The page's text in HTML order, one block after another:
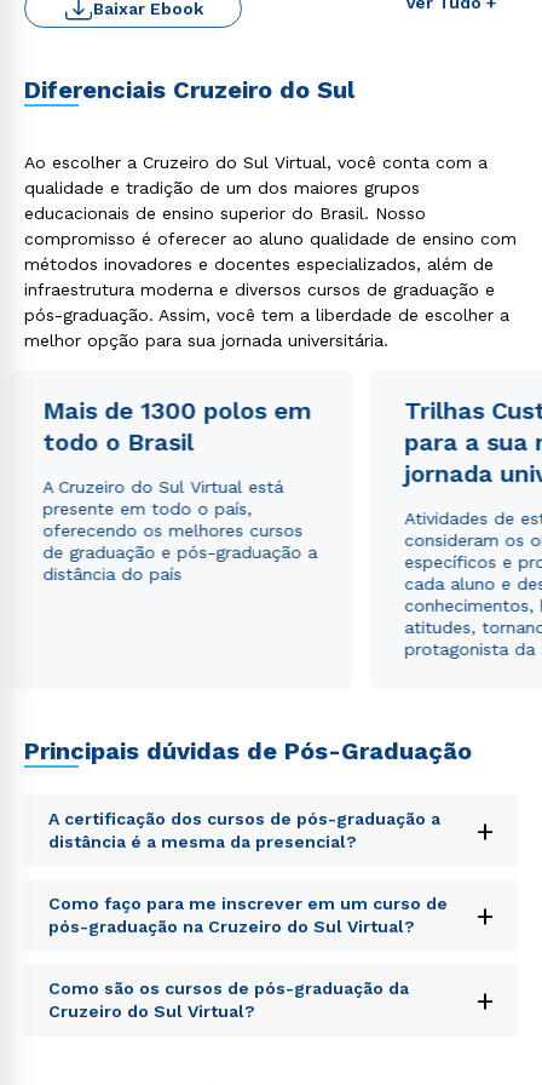
Baixar Ebook
Diferenciais Cruzeiro do Sul
Ao escolher a Cruzeiro do Sul Virtual, você conta com a
qualidade e tradição de um dos maiores grupos
educacionais de ensino superior do Brasil. Nosso
compromisso é oferecer ao aluno qualidade de ensino com
métodos inovadores e docentes especializados, além de
infraestrutura moderna e diversos cursos de graduação e
pós-graduação. Assim, você tem a liberdade de escolher a
melhor opção para sua jornada universitária.
Mais de 1300 polos em
todo o Brasil
A Cruzeiro do Sul Virtual está
presente em todo o país,
oferecendo os melhores cursos
de graduação e pós-graduação a
distância do país
Trilhas
para a sua
jornada
Atividades de
consideram os
específicos e
cada aluno e
conhecimentos,
atitudes,
protagonista da
Principais dúvidas de Pós-Graduação
A certificação dos cursos de pós-graduação a
distância é a mesma da presencial?
+
Sed ut perspiciatis unde omnis iste natus error sit
voluptatem accusantium doloremque laudantium,
totam rem aperiam, eaque ipsa quae ab illo inventore
explicabo. Nemo enim ipsam voluptatem quia
voluptas sit aspernatur aut odit aut fugit, sed quia
Como faço para me inscrever em um curso de
pós-graduação na Cruzeiro do Sul Virtual?
+
Sed ut perspiciatis unde omnis iste natus error sit
voluptatem accusantium doloremque laudantium,
Como são os cursos de pós-graduação da
Cruzeiro do Sul Virtual?
+
Rápido e fácil
WhatsApp
ou
Estou de acordo com a Política de Privacidade.e
autorizo que meus dados sejam utilizados para o
envio de conteúdos da Cruzeiro do Sul.